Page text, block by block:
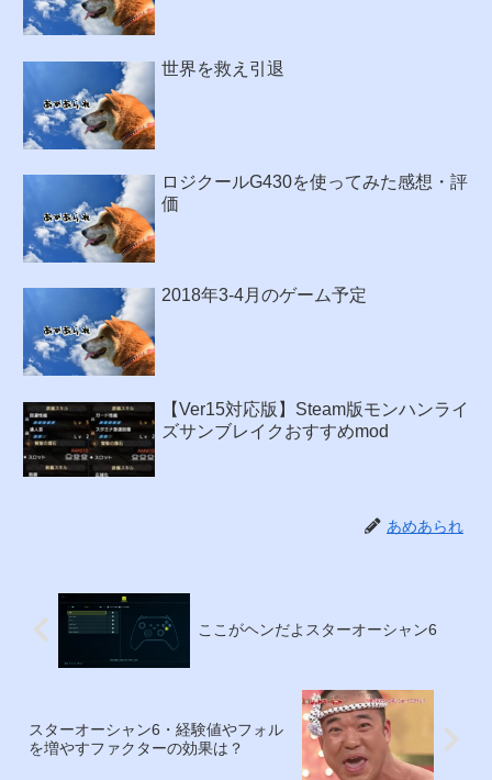
世界を救え引退
ロジクールG430を使ってみた感想・評
価
2018年3-4月のゲーム予定
【Ver15対応版】Steam版モンハンライ
ズサンブレイクおすすめmod
あめあられ
ここがヘンだよスターオーシャン6
スターオーシャン6・経験値やフォル
を増やすファクターの効果は？